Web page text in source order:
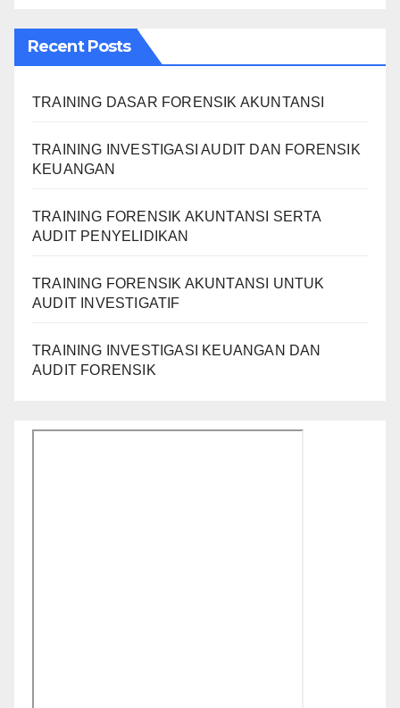
Recent Posts
TRAINING DASAR FORENSIK AKUNTANSI
TRAINING INVESTIGASI AUDIT DAN FORENSIK
KEUANGAN
TRAINING FORENSIK AKUNTANSI SERTA
AUDIT PENYELIDIKAN
TRAINING FORENSIK AKUNTANSI UNTUK
AUDIT INVESTIGATIF
TRAINING INVESTIGASI KEUANGAN DAN
AUDIT FORENSIK